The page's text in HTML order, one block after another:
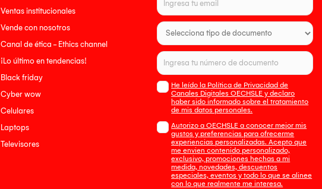
Ventas institucionales
Vende con nosotros
Canal de ética - Ethics channel
¡Lo último en tendencias!
Black friday
Cyber wow
Celulares
Laptops
Televisores
He leído la Política de Privacidad de
Canales Digitales OECHSLE y declaro
haber sido informado sobre el tratamiento
de mis datos personales.
Autorizo a OECHSLE a conocer mejor mis
gustos y preferencias para ofrecerme
experiencias personalizadas. Acepto que
me envien contenido personalizado,
exclusivo, promociones hechas a mi
medida, novedades, descuentos
especiales, eventos y todo lo que se alinee
con lo que realmente me interesa.